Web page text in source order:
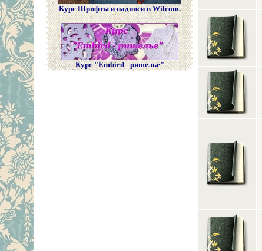
Курс Шрифты и надписи в Wilcom.
Курс "Embird - ришелье"